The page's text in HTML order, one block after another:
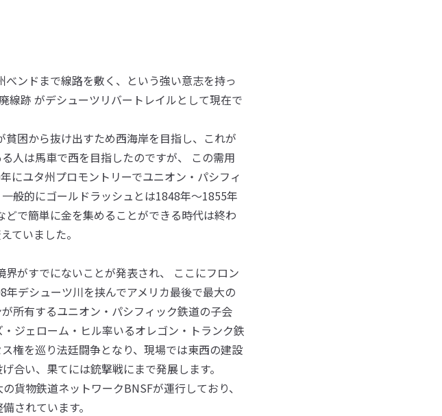
ンドまで線路を敷く、という強い意志を持っ
線跡 がデシューツリバートレイルとして現在で
困から抜け出すため西海岸を目指し、これが
人は馬車で西を目指したのですが、 この需用
にユタ州プロモントリーでユニオン・パシフィ
般的にゴールドラッシュとは1848年〜1855年
で簡単に金を集めることができる時代は終わ
ていました。
がすでにないことが発表され、 ここにフロン
デシューツ川を挟んでアメリカ最後で最大の
所有するユニオン・パシフィック鉄道の子会
ジェローム・ヒル率いるオレゴン・トランク鉄
権を巡り法廷闘争となり、現場では東西の建設
合い、果てには銃撃戦にまで発展します。
貨物鉄道ネットワークBNSFが運行しており、
されています。